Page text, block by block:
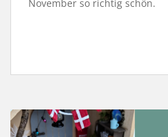
November so richtig schön.